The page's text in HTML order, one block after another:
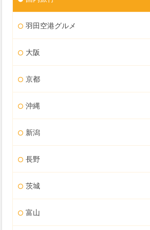
羽田空港グルメ
大阪
京都
沖縄
新潟
長野
茨城
富山